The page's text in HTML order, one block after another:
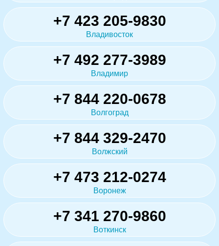
+7 423 205-9830
Владивосток
+7 492 277-3989
Владимир
+7 844 220-0678
Волгоград
+7 844 329-2470
Волжский
+7 473 212-0274
Воронеж
+7 341 270-9860
Воткинск